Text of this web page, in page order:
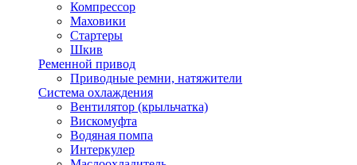
Компрессор
Маховики
Стартеры
Шкив
Ременной привод
Приводные ремни, натяжители
Система охлаждения
Вентилятор (крыльчатка)
Вискомуфта
Водяная помпа
Интеркулер